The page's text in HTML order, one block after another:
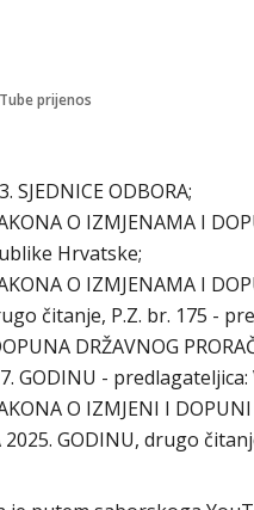
prijenos
SJEDNICE ODBORA;
O IZMJENAMA I
Hrvatske;
O IZMJENAMA I
čitanje, P.Z. br. 175 -
DRŽAVNOG
GODINU -
O IZMJENI I
2025. GODINU, drugo